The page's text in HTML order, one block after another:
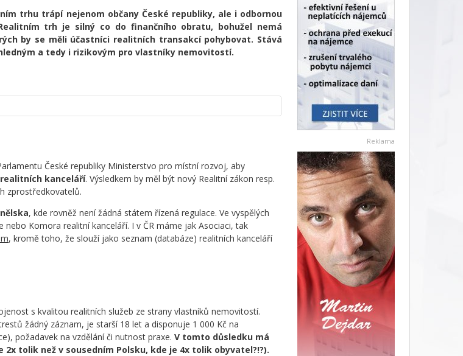
Reklama
trhu trápí nejenom občany České republiky, ale i odbornou
trh je silný co do finančního obratu, bohužel nemá
by se měli účastníci realitních transakcí pohybovat. Stává
a tedy i rizikovým pro vlastníky nemovitostí.
České republiky Ministerstvo pro místní rozvoj, aby
kanceláří. Výsledkem by měl být nový Realitní zákon resp.
zprostředkovatelů.
, kde rovněž není žádná státem řízená regulace. Ve vyspělých
Komora realitní kanceláří. I v ČR máme jak Asociaci, tak
, kromě toho, že slouží jako seznam (databáze) realitních kanceláří
s kvalitou realitních služeb ze strany vlastníků nemovitostí.
žádný záznam, je starší 18 let a disponuje 1 000 Kč na
požadavek na vzdělání či nutnost praxe. V tomto důsledku má
tolik než v sousedním Polsku, kde je 4x tolik obyvatel?!?).